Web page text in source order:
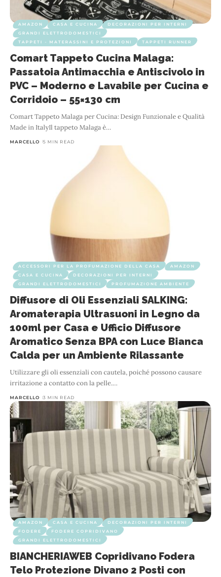
AMAZON CASA E CUCINA
DECORAZIONI PER INTERNI
GRANDI ELETTRODOMESTICI
TAPPETI - MATERASSINI E PROTEZIONI
TAPPETI RUNNER
Comart Tappeto Cucina Malaga:
Passatoia Antimacchia e Antiscivolo in
PVC – Moderno e Lavabile per Cucina e
Corridoio – 55×130 cm
Comart Tappeto Malaga per Cucina: Design Funzionale e Qualità
Made in ItalyIl tappeto Malaga è…
MARCELLO 5 MIN READ
ACCESSORI PER LA PROFUMAZIONE DELLA CASA
AMAZON
CASA E CUCINA
DECORAZIONI PER INTERNI
GRANDI ELETTRODOMESTICI
PROFUMAZIONE AMBIENTE
Diffusore di Oli Essenziali SALKING:
Aromaterapia Ultrasuoni in Legno da
100ml per Casa e Ufficio Diffusore
Aromatico Senza BPA con Luce Bianca
Calda per un Ambiente Rilassante
Utilizzare gli oli essenziali con cautela, poiché possono causare
irritazione a contatto con la pelle.…
MARCELLO 3 MIN READ
AMAZON CASA E CUCINA
DECORAZIONI PER INTERNI
FODERE
FODERE COPRIDIVANO
GRANDI ELETTRODOMESTICI
BIANCHERIAWEB Copridivano Fodera
Telo Protezione Divano 2 Posti con